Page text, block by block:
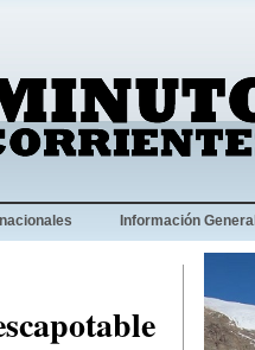
Información General